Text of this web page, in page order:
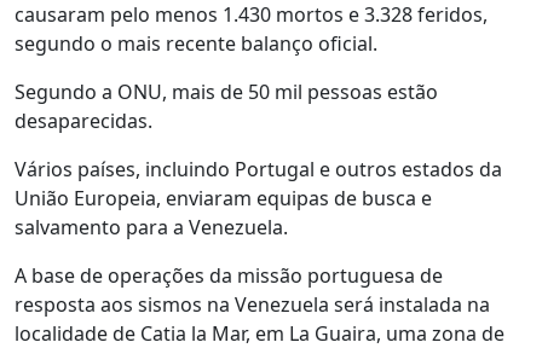
causaram pelo menos 1.430 mortos e 3.328 feridos,
segundo o mais recente balanço oficial.
Segundo a ONU, mais de 50 mil pessoas estão
desaparecidas.
Vários países, incluindo Portugal e outros estados da
União Europeia, enviaram equipas de busca e
salvamento para a Venezuela.
A base de operações da missão portuguesa de
resposta aos sismos na Venezuela será instalada na
localidade de Catia la Mar, em La Guaira, uma zona de